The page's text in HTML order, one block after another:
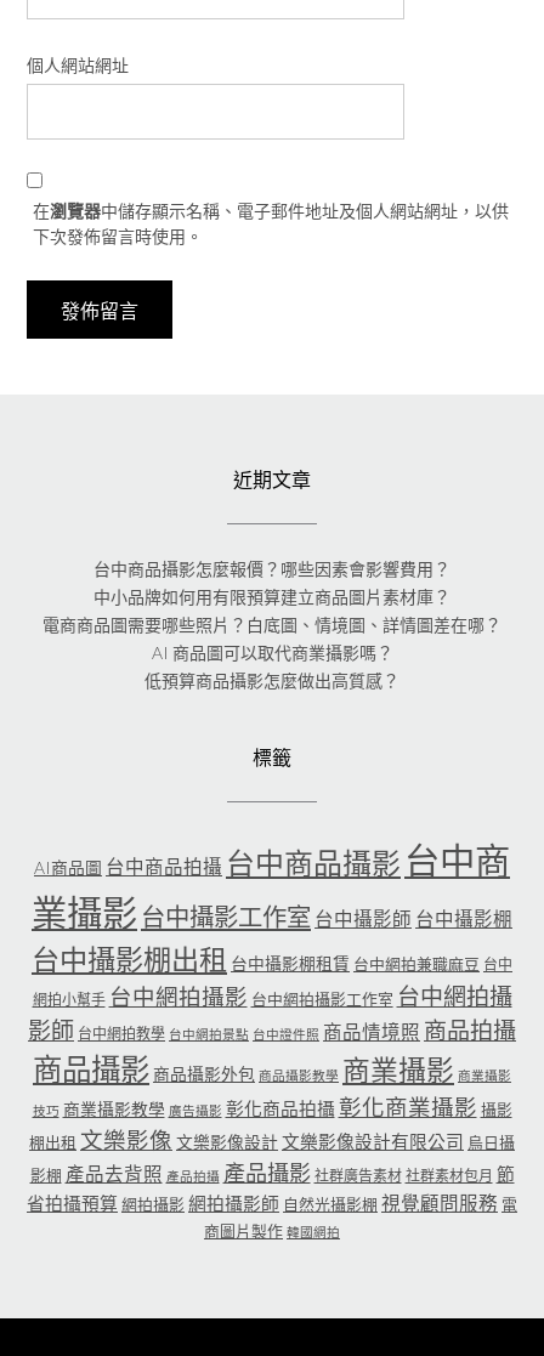
個人網站網址
在瀏覽器中儲存顯示名稱、電子郵件地址及個人網站網址，以供
下次發佈留言時使用。
近期文章
台中商品攝影怎麼報價？哪些因素會影響費用？
中小品牌如何用有限預算建立商品圖片素材庫？
電商商品圖需要哪些照片？白底圖、情境圖、詳情圖差在哪？
AI 商品圖可以取代商業攝影嗎？
低預算商品攝影怎麼做出高質感？
標籤
AI商品圖 台中商品拍攝 台中商品攝影 台中商
業攝影 台中攝影工作室 台中攝影師 台中攝影棚
台中攝影棚出租 台中攝影棚租賃 台中網拍兼職麻豆 台中
網拍小幫手 台中網拍攝影 台中網拍攝影工作室 台中網拍攝
影師 台中網拍教學 台中網拍景點 台中證件照 商品情境照 商品拍攝
商品攝影商品攝影外包 商品攝影教學 商業攝影 商業攝影
技巧 商業攝影教學 廣告攝影 彰化商品拍攝 彰化商業攝影 攝影
棚出租 文樂影像 文樂影像設計文樂影像設計有限公司 烏日攝
影棚 產品去背照 產品拍攝 產品攝影 社群廣告素材 社群素材包月 節
省拍攝預算 網拍攝影 網拍攝影師 自然光攝影棚 視覺顧問服務 電
商圖片製作 韓國網拍